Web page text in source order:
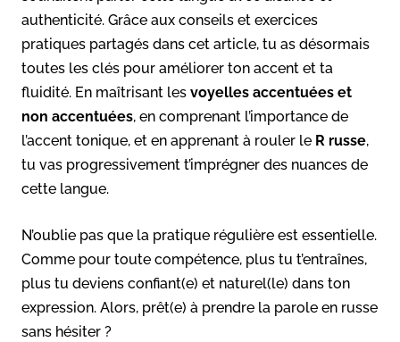
authenticité. Grâce aux conseils et exercices
pratiques partagés dans cet article, tu as désormais
toutes les clés pour améliorer ton accent et ta
fluidité. En maîtrisant les voyelles accentuées et
non accentuées, en comprenant l’importance de
l’accent tonique, et en apprenant à rouler le R russe,
tu vas progressivement t’imprégner des nuances de
cette langue.
N’oublie pas que la pratique régulière est essentielle.
Comme pour toute compétence, plus tu t’entraînes,
plus tu deviens confiant(e) et naturel(le) dans ton
expression. Alors, prêt(e) à prendre la parole en russe
sans hésiter ?